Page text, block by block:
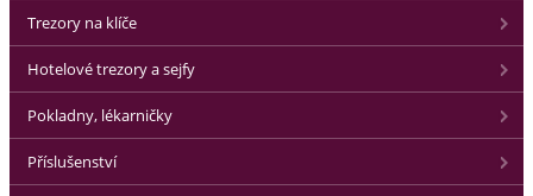
Trezory na klíče
Hotelové trezory a sejfy
Pokladny, lékarničky
Příslušenství